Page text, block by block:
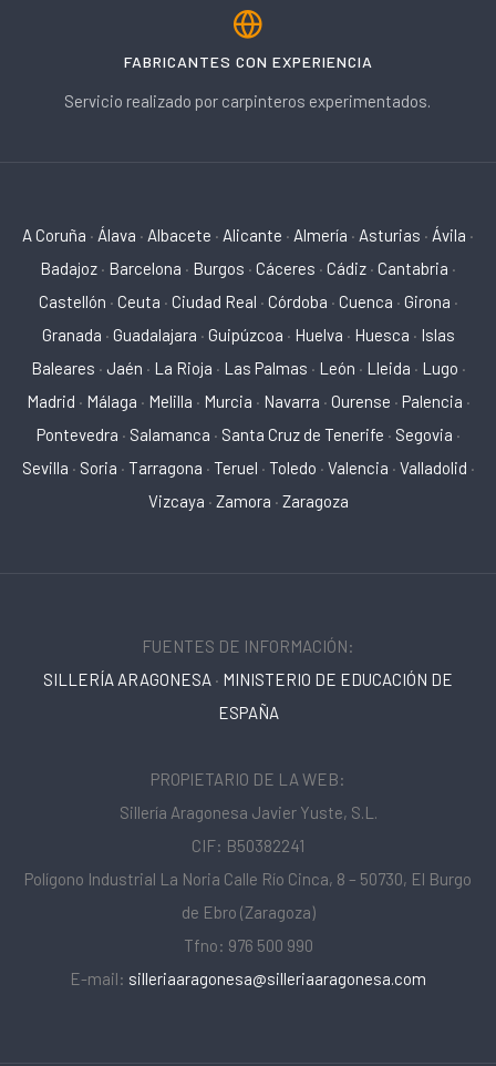
FABRICANTES CON EXPERIENCIA
Servicio realizado por carpinteros experimentados.
A Coruña · Álava · Albacete · Alicante · Almería · Asturias · Ávila ·
Badajoz · Barcelona · Burgos · Cáceres · Cádiz · Cantabria ·
Castellón · Ceuta · Ciudad Real · Córdoba · Cuenca · Girona ·
Granada · Guadalajara · Guipúzcoa · Huelva · Huesca · Islas
Baleares · Jaén · La Rioja · Las Palmas · León · Lleida · Lugo ·
Madrid · Málaga · Melilla · Murcia · Navarra · Ourense · Palencia ·
Pontevedra · Salamanca · Santa Cruz de Tenerife · Segovia ·
Sevilla · Soria · Tarragona · Teruel · Toledo · Valencia · Valladolid ·
Vizcaya · Zamora · Zaragoza
FUENTES DE INFORMACIÓN:
SILLERÍA ARAGONESA · MINISTERIO DE EDUCACIÓN DE
ESPAÑA
PROPIETARIO DE LA WEB:
Sillería Aragonesa Javier Yuste, S.L.
CIF: B50382241
Polígono Industrial La Noria Calle Río Cinca, 8 – 50730, El Burgo
de Ebro (Zaragoza)
Tfno: 976 500 990
E-mail: silleriaaragonesa@silleriaaragonesa.com